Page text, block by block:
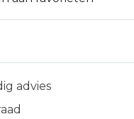
advies